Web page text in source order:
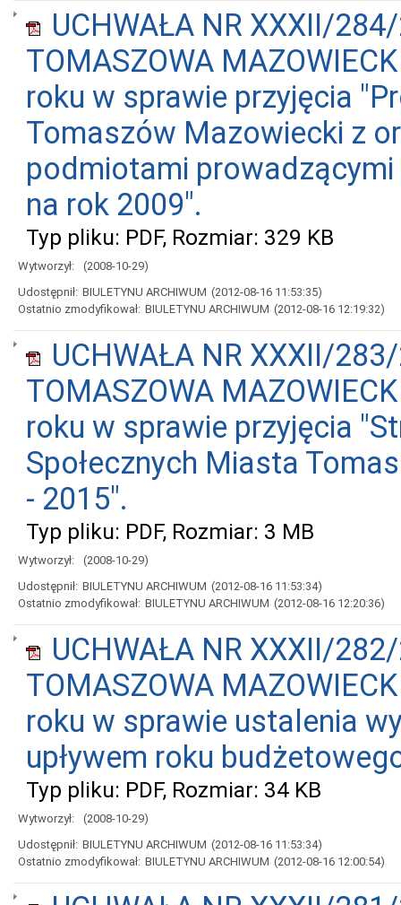
UCHWAŁA NR XXXII/
TOMASZOWA
roku w sprawie przyjęcia
Tomaszów Mazowiecki z
podmiotami
na rok 2009".
Typ pliku: PDF, Rozmiar: 329 KB
Wytworzył:
(2008-10-29)
Udostępnił: BIULETYNU ARCHIWUM (2012-08-16 11:53:35)
Ostatnio zmodyfikował: BIULETYNU ARCHIWUM (2012-08-16 12:19:32)
UCHWAŁA NR XXXII/
TOMASZOWA
roku w sprawie przyjęcia
Społecznych Miasta
- 2015".
Typ pliku: PDF, Rozmiar: 3 MB
Wytworzył:
(2008-10-29)
Udostępnił: BIULETYNU ARCHIWUM (2012-08-16 11:53:34)
Ostatnio zmodyfikował: BIULETYNU ARCHIWUM (2012-08-16 12:20:36)
UCHWAŁA NR XXXII/
TOMASZOWA
roku w sprawie ustalenia
upływem roku
Typ pliku: PDF, Rozmiar: 34 KB
Wytworzył:
(2008-10-29)
Udostępnił: BIULETYNU ARCHIWUM (2012-08-16 11:53:34)
Ostatnio zmodyfikował: BIULETYNU ARCHIWUM (2012-08-16 12:00:54)